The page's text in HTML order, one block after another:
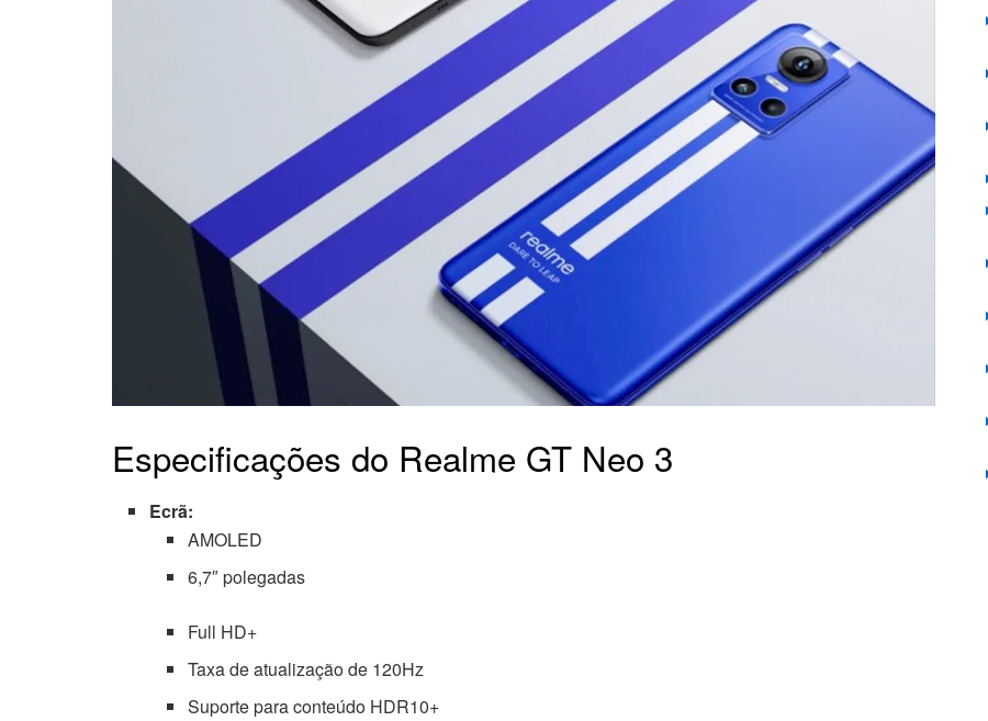
Especificações do Realme GT Neo 3
Ecrã:
AMOLED
6,7″ polegadas
Full HD+
Taxa de atualização de 120Hz
Suporte para conteúdo HDR10+